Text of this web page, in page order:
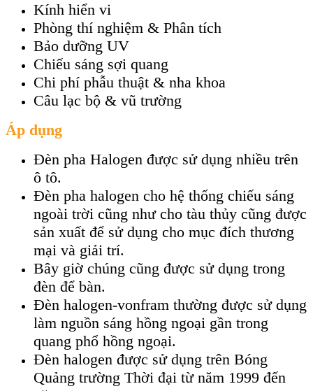
Kính hiển vi
Phòng thí nghiệm & Phân tích
Bảo dưỡng UV
Chiếu sáng sợi quang
Chi phí phẫu thuật & nha khoa
Câu lạc bộ & vũ trường
Áp dụng
Đèn pha Halogen được sử dụng nhiều trên
ô tô.
Đèn pha halogen cho hệ thống chiếu sáng
ngoài trời cũng như cho tàu thủy cũng được
sản xuất để sử dụng cho mục đích thương
mại và giải trí.
Bây giờ chúng cũng được sử dụng trong
đèn để bàn.
Đèn halogen-vonfram thường được sử dụng
làm nguồn sáng hồng ngoại gần trong
quang phổ hồng ngoại.
Đèn halogen được sử dụng trên Bóng
Quảng trường Thời đại từ năm 1999 đến